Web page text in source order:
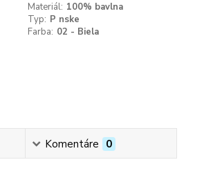
Materiál: 100% bavlna
Typ: P nske
Farba: 02 - Biela
Komentáre 0